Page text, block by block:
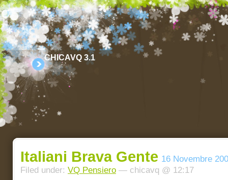
CHICAVQ 3.1
Italiani Brava Gente 16 Novembre
Filed under: VQ Pensiero — chicavq @ 12:17